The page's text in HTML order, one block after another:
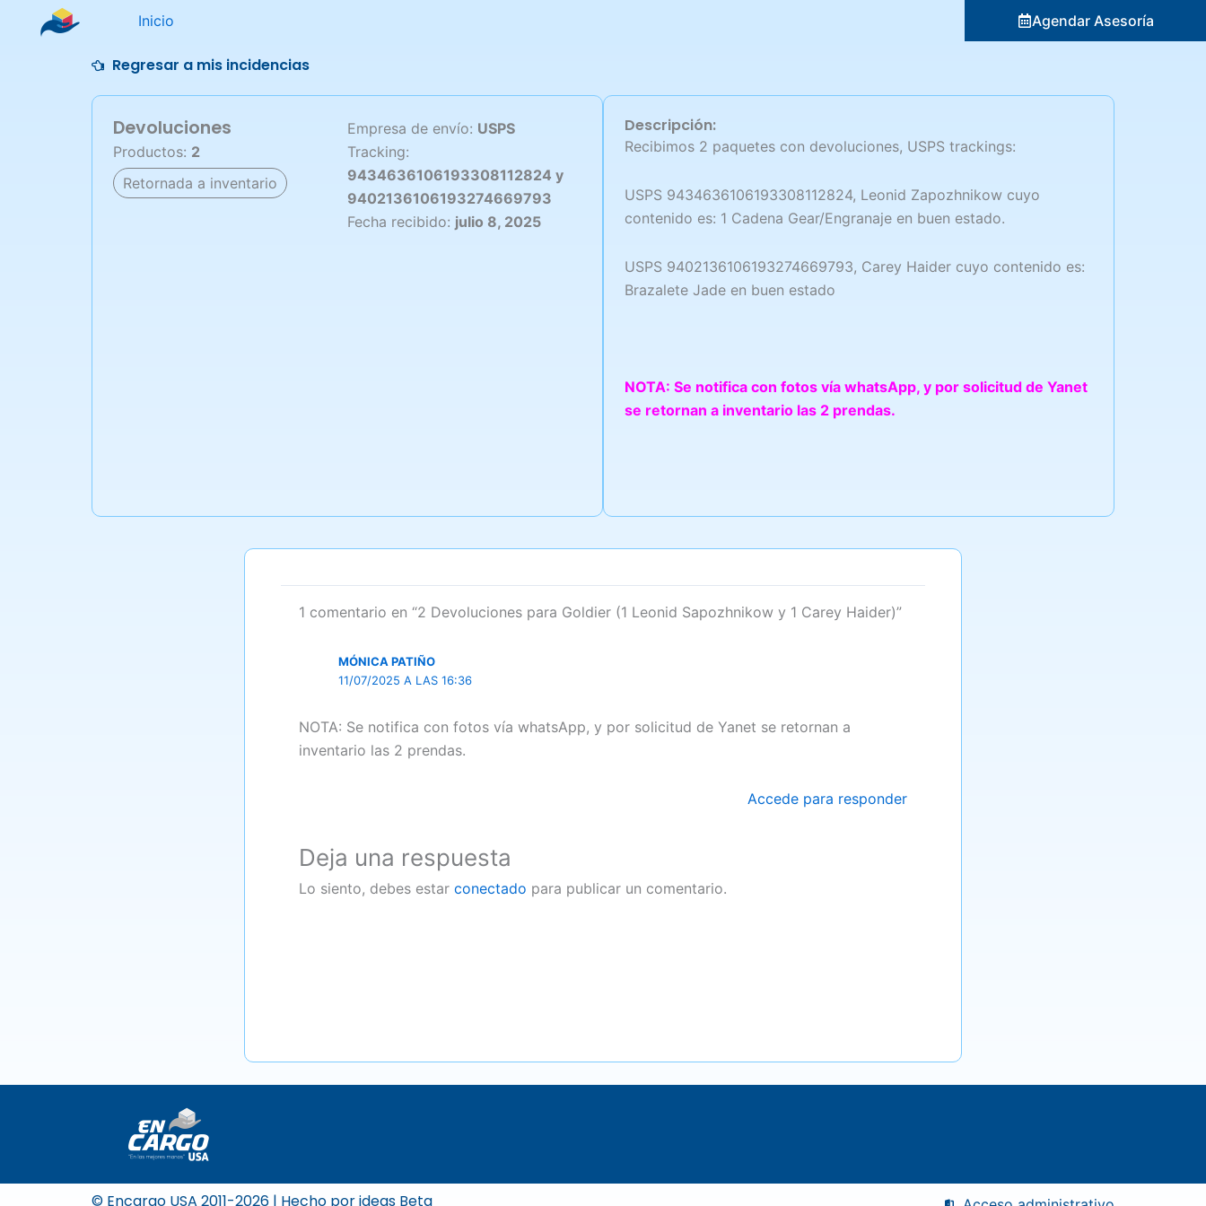
Inicio Agendar Asesoría
Regresar a mis incidencias
Devoluciones
Productos: 2
Retornada a inventario
Empresa de envío: USPS
Tracking:
9434636106193308112824 y
9402136106193274669793
Fecha recibido: julio 8, 2025
Descripción:
Recibimos 2 paquetes con devoluciones, USPS trackings:
USPS 9434636106193308112824, Leonid Zapozhnikow cuyo
contenido es: 1 Cadena Gear/Engranaje en buen estado.
USPS 9402136106193274669793, Carey Haider cuyo contenido es:
Brazalete Jade en buen estado
NOTA: Se notifica con fotos vía whatsApp, y por solicitud de Yanet
se retornan a inventario las 2 prendas.
1 comentario en “2 Devoluciones para Goldier (1 Leonid Sapozhnikow y 1 Carey Haider)”
MÓNICA PATIÑO
11/07/2025 A LAS 16:36
NOTA: Se notifica con fotos vía whatsApp, y por solicitud de Yanet se retornan a
inventario las 2 prendas.
Accede para responder
Deja una respuesta
Lo siento, debes estar conectado para publicar un comentario.
© Encargo USA 2011-2026 | Hecho porideas Beta